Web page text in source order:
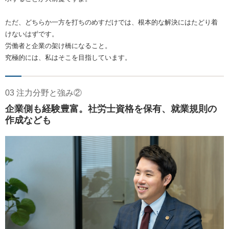
ただ、どちらか一方を打ちのめすだけでは、根本的な解決にはたどり着
けないはずです。
労働者と企業の架け橋になること。
究極的には、私はそこを目指しています。
03 注力分野と強み②
企業側も経験豊富。社労士資格を保有、就業規則の
作成なども